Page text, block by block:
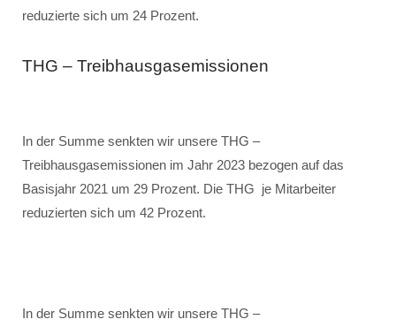
reduzierte sich um 24 Prozent.
THG – Treibhausgasemissionen
In der Summe senkten wir unsere THG –
Treibhausgasemissionen im Jahr 2023 bezogen auf das
Basisjahr 2021 um 29 Prozent. Die THG je Mitarbeiter
reduzierten sich um 42 Prozent.
In der Summe senkten wir unsere THG –